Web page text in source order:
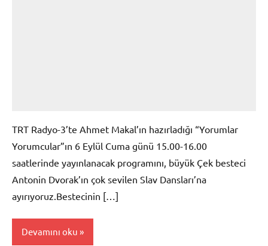
TRT Radyo-3’te Ahmet Makal’ın hazırladığı “Yorumlar
Yorumcular”ın 6 Eylül Cuma günü 15.00-16.00
saatlerinde yayınlanacak programını, büyük Çek besteci
Antonin Dvorak’ın çok sevilen Slav Dansları’na
ayırıyoruz.Bestecinin […]
Devamını oku